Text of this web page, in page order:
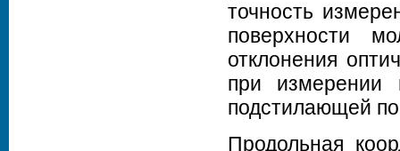
точность
поверхности
отклонения
при измерении
подстилающей
Продольная